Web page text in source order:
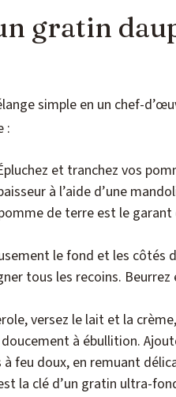
gratin
simple en un chef-
:
et tranchez vos
à l’aide d’une
de terre est le garant
le fond et les côtés
tous les recoins. Beurrez
versez le lait et la
à ébullition.
feu doux, en remuant
la clé d’un gratin ultra-